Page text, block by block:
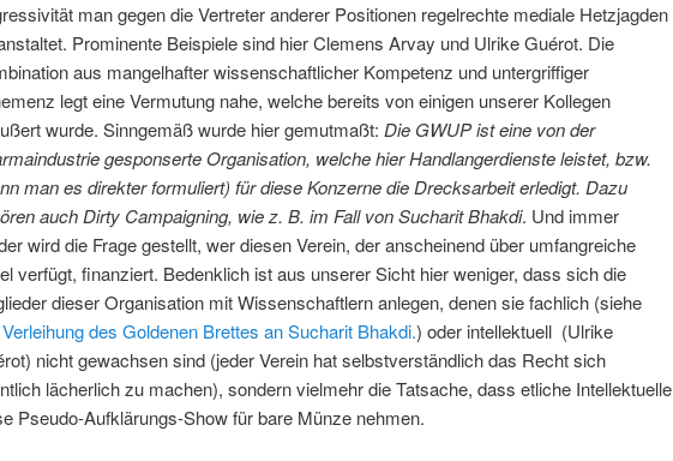
man gegen die Vertreter anderer Positionen regelrechte mediale Hetzjagden
Prominente Beispiele sind hier Clemens Arvay und Ulrike Guérot. Die
aus mangelhafter wissenschaftlicher Kompetenz und untergriffiger
legt eine Vermutung nahe, welche bereits von einigen unserer Kollegen
wurde. Sinngemäß wurde hier gemutmaßt: Die GWUP ist eine von der
gesponserte Organisation, welche hier Handlangerdienste leistet, bzw.
man es direkter formuliert) für diese Konzerne die Drecksarbeit erledigt. Dazu
auch Dirty Campaigning, wie z. B. im Fall von Sucharit Bhakdi. Und immer
wird die Frage gestellt, wer diesen Verein, der anscheinend über umfangreiche
verfügt, finanziert. Bedenklich ist aus unserer Sicht hier weniger, dass sich die
dieser Organisation mit Wissenschaftlern anlegen, denen sie fachlich (siehe
des Goldenen Brettes an Sucharit Bhakdi.) oder intellektuell (Ulrike
nicht gewachsen sind (jeder Verein hat selbstverständlich das Recht sich
lächerlich zu machen), sondern vielmehr die Tatsache, dass etliche Intellektuelle
Pseudo-Aufklärungs-Show für bare Münze nehmen.